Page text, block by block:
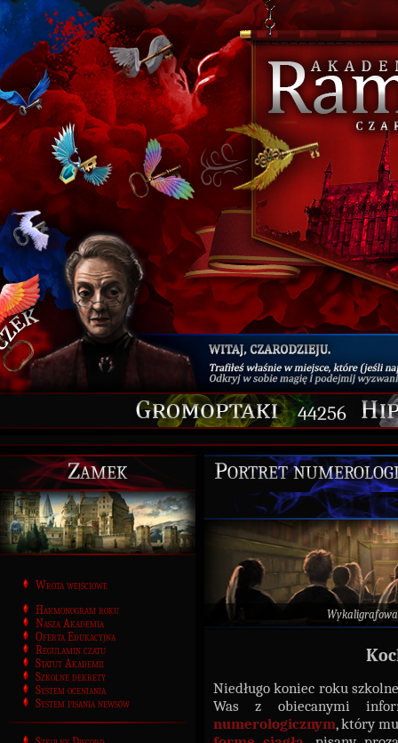
44256
Zamek
Wrota wejściowe
Harmonogram roku
Nasza Akademia
Oferta Edukacyjna
Regulamin czatu
Statut Akademii
Szkolne dekrety
System oceniania
System pisania newsów
Portret
Niedługo koniec roku
Was z obiecanymi
numerologicznym, który